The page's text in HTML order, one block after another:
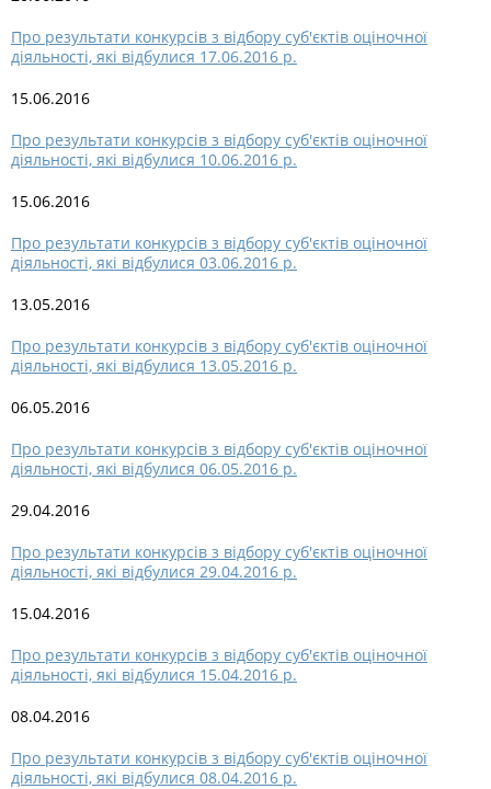
Про результати конкурсів з відбору суб'єктів оціночної
діяльності, які відбулися 17.06.2016 р.
15.06.2016
Про результати конкурсів з відбору суб'єктів оціночної
діяльності, які відбулися 10.06.2016 р.
15.06.2016
Про результати конкурсів з відбору суб'єктів оціночної
діяльності, які відбулися 03.06.2016 р.
13.05.2016
Про результати конкурсів з відбору суб'єктів оціночної
діяльності, які відбулися 13.05.2016 р.
06.05.2016
Про результати конкурсів з відбору суб'єктів оціночної
діяльності, які відбулися 06.05.2016 р.
29.04.2016
Про результати конкурсів з відбору суб'єктів оціночної
діяльності, які відбулися 29.04.2016 р.
15.04.2016
Про результати конкурсів з відбору суб'єктів оціночної
діяльності, які відбулися 15.04.2016 р.
08.04.2016
Про результати конкурсів з відбору суб'єктів оціночної
діяльності, які відбулися 08.04.2016 р.